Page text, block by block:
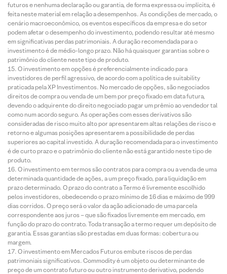
futuros e nenhuma declaração ou garantia, de forma expressa ou implícita, é
feita neste material em relação a desempenhos. As condições de mercado, o
cenário macroeconômico, os eventos específicos da empresa e do setor
podem afetar o desempenho do investimento, podendo resultar até mesmo
em significativas perdas patrimoniais. A duração recomendada para o
investimento é de médio-longo prazo. Não há quaisquer garantias sobre o
patrimônio do cliente neste tipo de produto.
O investimento em opções é preferencialmente indicado para
investidores de perfil agressivo, de acordo com a política de suitability
praticada pela XP Investimentos. No mercado de opções, são negociados
direitos de compra ou venda de um bem por preço fixado em data futura,
devendo o adquirente do direito negociado pagar um prêmio ao vendedor tal
como num acordo seguro. As operações com esses derivativos são
consideradas de risco muito alto por apresentarem altas relações de risco e
retorno e algumas posições apresentarem a possibilidade de perdas
superiores ao capital investido. A duração recomendada para o investimento
é de curto prazo e o patrimônio do cliente não está garantido neste tipo de
produto.
O investimento em termos são contratos para compra ou a venda de uma
determinada quantidade de ações, a um preço fixado, para liquidação em
prazo determinado. O prazo do contrato a Termo é livremente escolhido
pelos investidores, obedecendo o prazo mínimo de 16 dias e máximo de 999
dias corridos. O preço será o valor da ação adicionado de uma parcela
correspondente aos juros – que são fixados livremente em mercado, em
função do prazo do contrato. Toda transação a termo requer um depósito de
garantia. Essas garantias são prestadas em duas formas: cobertura ou
margem.
O investimento em Mercados Futuros embute riscos de perdas
patrimoniais significativos. Commodity é um objeto ou determinante de
preço de um contrato futuro ou outro instrumento derivativo, podendo